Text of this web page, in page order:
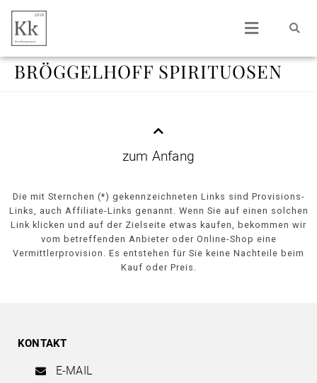
BRÖGGELHOFF SPIRITUOSEN
zum Anfang
Die mit Sternchen (*) gekennzeichneten Links sind Provisions-
Links, auch Affiliate-Links genannt. Wenn Sie auf einen solchen
Link klicken und auf der Zielseite etwas kaufen, bekommen wir
vom betreffenden Anbieter oder Online-Shop eine
Vermittlerprovision. Es entstehen für Sie keine Nachteile beim
Kauf oder Preis.
KONTAKT
E-MAIL